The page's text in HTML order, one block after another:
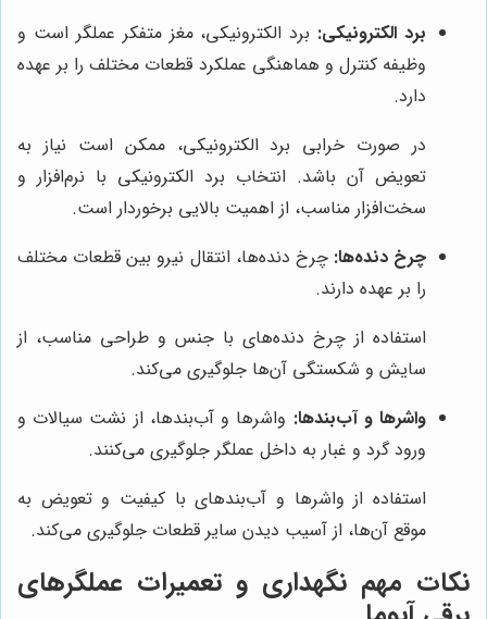
برد الکترونیکی: برد الکترونیکی، مغز متفکر عملگر است و
وظیفه کنترل و هماهنگی عملکرد قطعات مختلف را بر عهده
دارد.
در صورت خرابی برد الکترونیکی، ممکن است نیاز به
تعویض آن باشد. انتخاب برد الکترونیکی با نرم‌افزار و
سخت‌افزار مناسب، از اهمیت بالایی برخوردار است.
چرخ دنده‌ها: چرخ دنده‌ها، انتقال نیرو بین قطعات مختلف
را بر عهده دارند.
استفاده از چرخ دنده‌های با جنس و طراحی مناسب، از
سایش و شکستگی آن‌ها جلوگیری می‌کند.
واشرها و آب‌بندها: واشرها و آب‌بندها، از نشت سیالات و
ورود گرد و غبار به داخل عملگر جلوگیری می‌کنند.
استفاده از واشرها و آب‌بندهای با کیفیت و تعویض به
موقع آن‌ها، از آسیب دیدن سایر قطعات جلوگیری می‌کند.
نکات مهم نگهداری و تعمیرات عملگرهای